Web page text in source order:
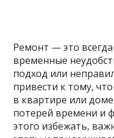
Ремонт — это всегда
временные
подход или
привести к тому,
в квартире или доме
потерей времени и
этого избежать,